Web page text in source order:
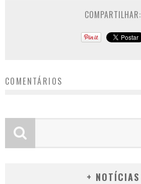
COMPARTILHAR:
COMENTÁRIOS
+ NOTÍCIAS